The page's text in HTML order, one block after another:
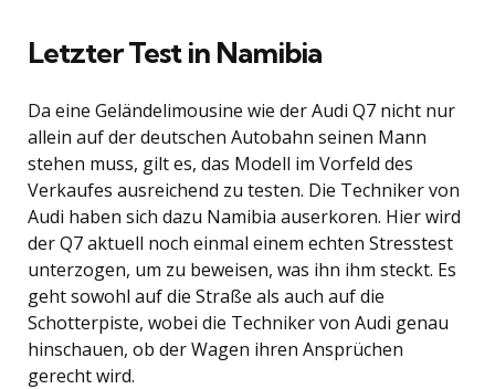
Letzter Test in Namibia
Da eine Geländelimousine wie der Audi Q7 nicht nur
allein auf der deutschen Autobahn seinen Mann
stehen muss, gilt es, das Modell im Vorfeld des
Verkaufes ausreichend zu testen. Die Techniker von
Audi haben sich dazu Namibia auserkoren. Hier wird
der Q7 aktuell noch einmal einem echten Stresstest
unterzogen, um zu beweisen, was ihn ihm steckt. Es
geht sowohl auf die Straße als auch auf die
Schotterpiste, wobei die Techniker von Audi genau
hinschauen, ob der Wagen ihren Ansprüchen
gerecht wird.